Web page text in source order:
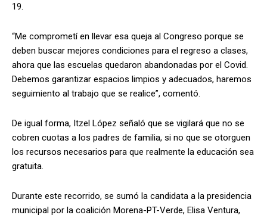
19.
“Me comprometí en llevar esa queja al Congreso porque se
deben buscar mejores condiciones para el regreso a clases,
ahora que las escuelas quedaron abandonadas por el Covid.
Debemos garantizar espacios limpios y adecuados, haremos
seguimiento al trabajo que se realice”, comentó.
De igual forma, Itzel López señaló que se vigilará que no se
cobren cuotas a los padres de familia, si no que se otorguen
los recursos necesarios para que realmente la educación sea
gratuita.
Durante este recorrido, se sumó la candidata a la presidencia
municipal por la coalición Morena-PT-Verde, Elisa Ventura,